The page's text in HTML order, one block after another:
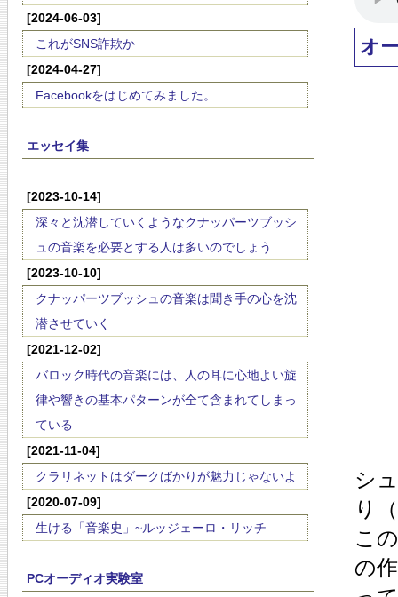
[2024-06-03]
これがSNS詐欺か
[2024-04-27]
Facebookをはじめてみました。
エッセイ集
[2023-10-14]
深々と沈潜していくようなクナッパーツブッシ
ュの音楽を必要とする人は多いのでしょう
[2023-10-10]
クナッパーツブッシュの音楽は聞き手の心を沈
潜させていく
[2021-12-02]
バロック時代の音楽には、人の耳に心地よい旋
律や響きの基本パターンが全て含まれてしまっ
ている
[2021-11-04]
クラリネットはダークばかりが魅力じゃないよ
[2020-07-09]
生ける「音楽史」~ルッジェーロ・リッチ
PCオーディオ実験室
オ
シ
り
こ
の